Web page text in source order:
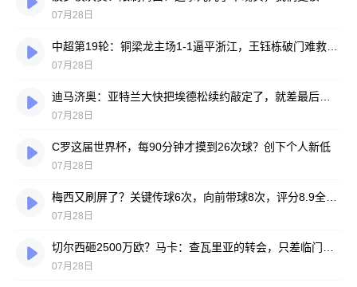
07月28日
07月28日
07月28日
C罗这届世界杯，每90分钟才摸到26次球？创下个人新低
07月28日
07月28日
07月28日